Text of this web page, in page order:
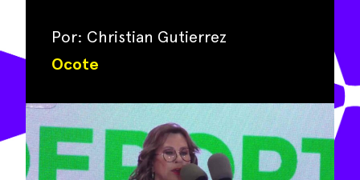
Por: Christian Gutierrez
Ocote